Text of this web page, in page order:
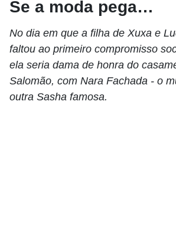
Se a moda pega…
No dia em que a filha de Xuxa e
faltou ao primeiro compromisso
ela seria dama de honra do
Salomão, com Nara Fachada - o
outra Sasha famosa.